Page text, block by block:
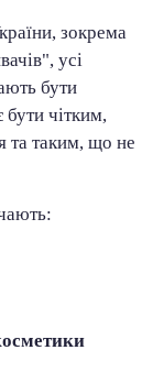
зокрема
усі
бути
чітким,
та таким, що не